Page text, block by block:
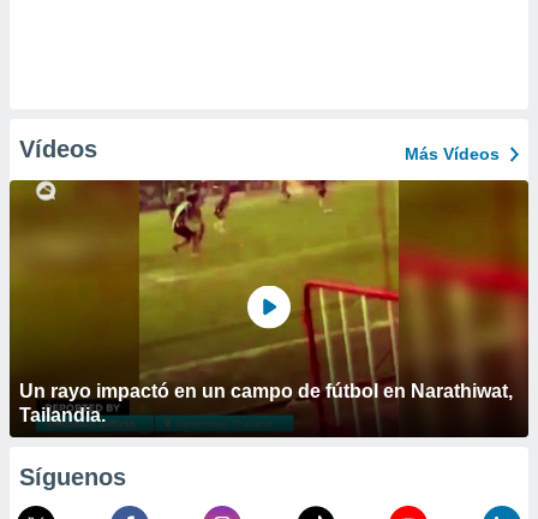
Vídeos Más Vídeos
Un rayo impactó en un campo de fútbol en Narathiwat,
Tailandia.
Síguenos